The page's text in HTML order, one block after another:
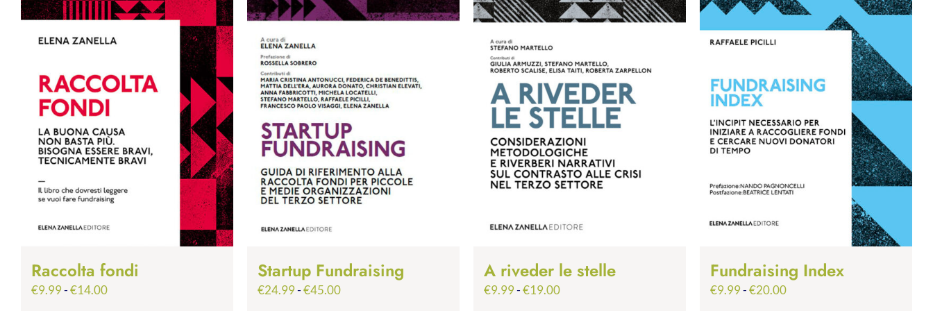
Raccolta fondi
€9.99-€14.00Fascia
Startup Fundraising
€24.99-€45.00Fascia
A riveder le stelle
€9.99-€19.00Fascia
Fundraising Index
€9.99-€20.00Fascia